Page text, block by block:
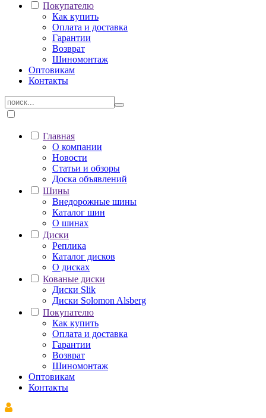
Покупателю
Как купить
Оплата и доставка
Гарантии
Возврат
Шиномонтаж
Оптовикам
Контакты
Главная
О компании
Новости
Статьи и обзоры
Доска объявлений
Шины
Внедорожные шины
Каталог шин
О шинах
Диски
Реплика
Каталог дисков
О дисках
Кованые диски
Диски Slik
Диски Solomon Alsberg
Покупателю
Как купить
Оплата и доставка
Гарантии
Возврат
Шиномонтаж
Оптовикам
Контакты